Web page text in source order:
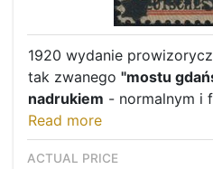
1920 wydanie
tak zwanego "mostu
nadrukiem - normalnym i
Read more